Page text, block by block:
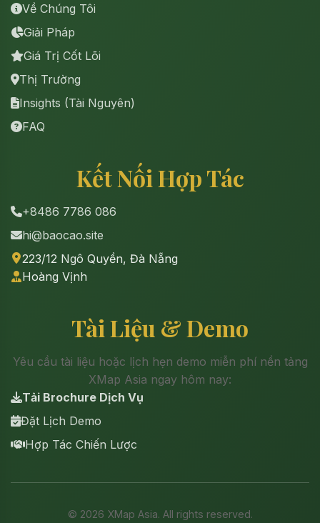
Về Chúng Tôi
Giải Pháp
Giá Trị Cốt Lõi
Thị Trường
Insights (Tài Nguyên)
FAQ
Kết Nối Hợp Tác
+8486 7786 086
hi@baocao.site
223/12 Ngô Quyền, Đà Nẵng
Hoàng Vịnh
Tài Liệu & Demo
Yêu cầu tài liệu hoặc lịch hẹn demo miễn phí nền tảng
XMap Asia ngay hôm nay:
Tải Brochure Dịch Vụ
Đặt Lịch Demo
Hợp Tác Chiến Lược
© 2026 XMap Asia. All rights reserved.